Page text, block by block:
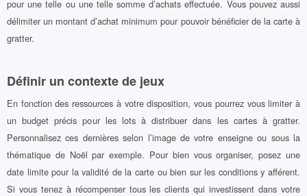
pour une telle ou une telle somme d’achats effectuée. Vous pouvez aussi
délimiter un montant d’achat minimum pour pouvoir bénéficier de la carte à
gratter.
Définir un contexte de jeux
En fonction des ressources à votre disposition, vous pourrez vous limiter à
un budget précis pour les lots à distribuer dans les cartes à gratter.
Personnalisez ces dernières selon l’image de votre enseigne ou sous la
thématique de Noël par exemple. Pour bien vous organiser, posez une
date limite pour la validité de la carte ou bien sur les conditions y afférent.
Si vous tenez à récompenser tous les clients qui investissent dans votre